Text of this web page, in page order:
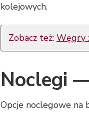
kolejowych.
Zobacz też: Węgry
Noclegi
Opcje noclegowe na